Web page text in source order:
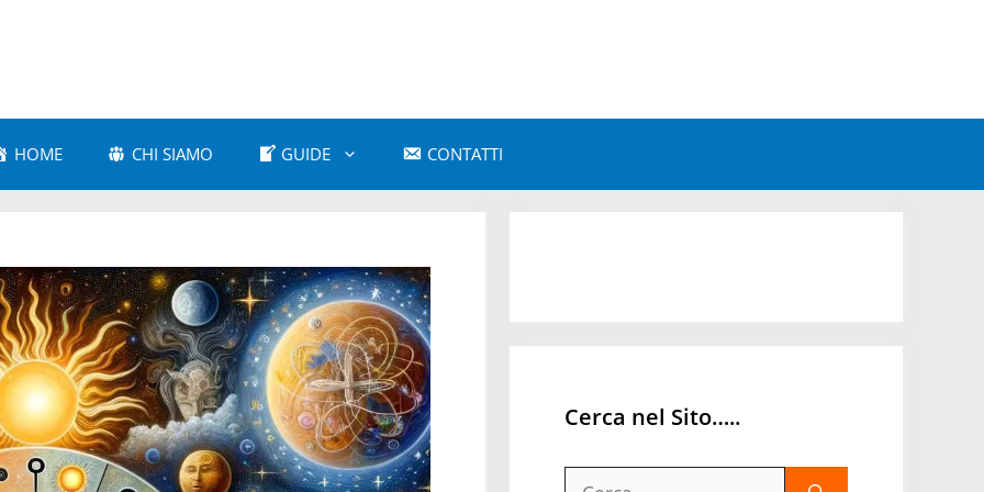
HOME CHI SIAMO GUIDE
Astrologia Moderna
Astrologia Vedica
CONTATTI
Cerca nel Sito…..